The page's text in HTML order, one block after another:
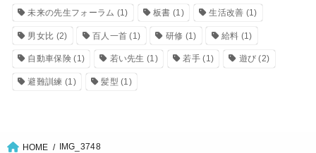
未来の先生フォーラム (1) 板書 (1) 生活改善 (1)
男女比 (2) 百人一首 (1) 研修 (1) 給料 (1)
自動車保険(1) 若い先生 (1) 若手(1) 遊び (2)
避難訓練 (1) 髪型 (1)
HOME IMG_3748